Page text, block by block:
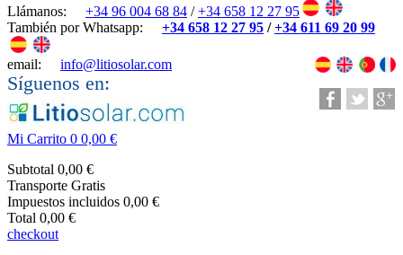
Llámanos: +34 96 004 68 84 /+34 658 12 27 95
También por Whatsapp:
+34 658 12 27 95 /+34 611 69 20 99
email: info@litiosolar.com
Síguenos en:
Mi Carrito 0 0,00 €
Subtotal 0,00 €
Transporte Gratis
Impuestos incluidos 0,00 €
Total 0,00 €
checkout